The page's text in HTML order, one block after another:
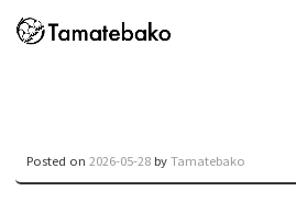
Posted on 2026-05-28 byTamatebako